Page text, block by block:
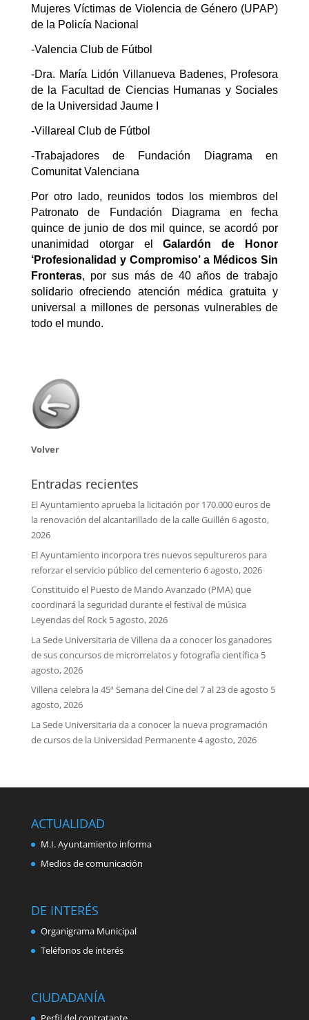
Mujeres Víctimas de Violencia de Género (UPAP)
de la Policía Nacional
-Valencia Club de Fútbol
-Dra. María Lidón Villanueva Badenes, Profesora
de la Facultad de Ciencias Humanas y Sociales
de la Universidad Jaume I
-Villareal Club de Fútbol
-Trabajadores de Fundación Diagrama en
Comunitat Valenciana
Por otro lado, reunidos todos los miembros del
Patronato de Fundación Diagrama en fecha
quince de junio de dos mil quince, se acordó por
unanimidad otorgar elGalardón de Honor
‘Profesionalidad y Compromiso’ a Médicos Sin
Fronteras, por sus más de 40 años de trabajo
solidario ofreciendo atención médica gratuita y
universal a millones de personas vulnerables de
todo el mundo.
Volver
Entradas recientes
El Ayuntamiento aprueba la licitación por 170.000 euros de
la renovación del alcantarillado de la calle Guillén 6 agosto,
2026
El Ayuntamiento incorpora tres nuevos sepultureros para
reforzar el servicio público del cementerio 6 agosto, 2026
Constituido el Puesto de Mando Avanzado (PMA) que
coordinará la seguridad durante el festival de música
Leyendas del Rock 5 agosto, 2026
La Sede Universitaria de Villena da a conocer los ganadores
de sus concursos de microrrelatos y fotografía científica 5
agosto, 2026
Villena celebra la 45ª Semana del Cine del 7 al 23 de agosto 5
agosto, 2026
La Sede Universitaria da a conocer la nueva programación
de cursos de la Universidad Permanente4 agosto, 2026
ACTUALIDAD
M.I. Ayuntamiento informa
Medios de comunicación
DE INTERÉS
Organigrama Municipal
Teléfonos de interés
CIUDADANÍA